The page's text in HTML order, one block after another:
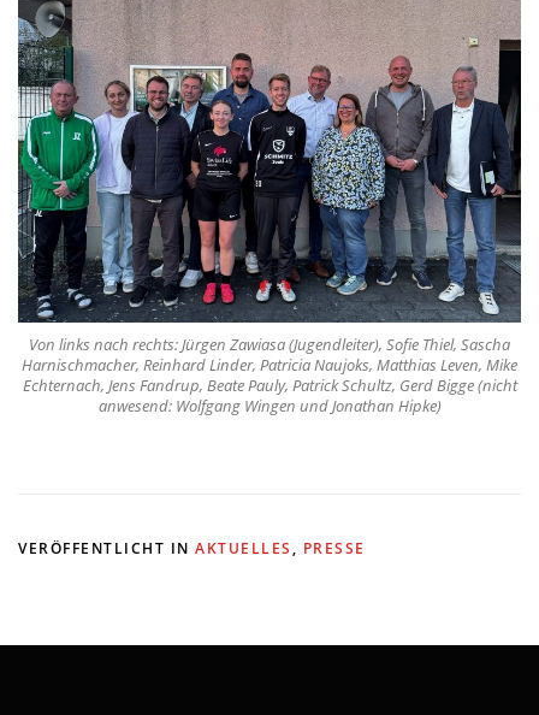
Von links nach rechts: Jürgen Zawiasa (Jugendleiter), Sofie Thiel, Sascha
Harnischmacher, Reinhard Linder, Patricia Naujoks, Matthias Leven, Mike
Echternach, Jens Fandrup, Beate Pauly, Patrick Schultz, Gerd Bigge (nicht
anwesend: Wolfgang Wingen und Jonathan Hipke)
VERÖFFENTLICHT IN AKTUELLES, PRESSE